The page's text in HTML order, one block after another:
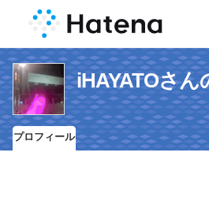
iHAYATOさ
プロフィール